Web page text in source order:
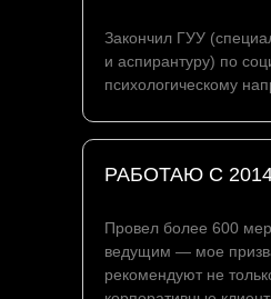
Провел более 600
ведущим — мое
рекомендуют не
РАБОТАЮ С
Закончил ГУУ
и аспирантуру) по
психологическому